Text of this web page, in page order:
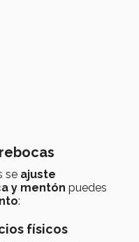
se ajuste
y mentón puedes
:
físicos